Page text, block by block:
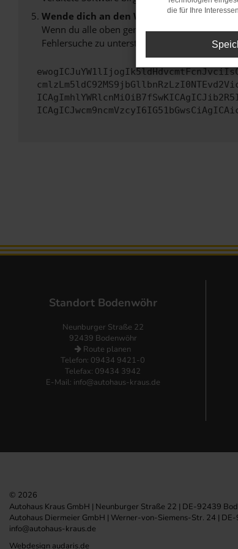
Wende dich an den Webseitenbetreiber.
Wenn du alle oben genannten Schritte
Fehlersuche zu unterstützen:
Standort Bodenwöhr
Neunburger Straße 22
92439 Bodenwöhr
Route planen
Telefon: 09434 9421-0
Telefax: 09434 3942
E-Mail: info@autohaus-kraus.de
© 2026
Autohaus Kraus GmbH | Neunburger Straße 22 | DE-92439
Autohaus Diermeier GmbH | Werner-von-Siemens-Str. 24 |
info@autohaus-kraus.de
Webdesign audaris.de
die für Ihre